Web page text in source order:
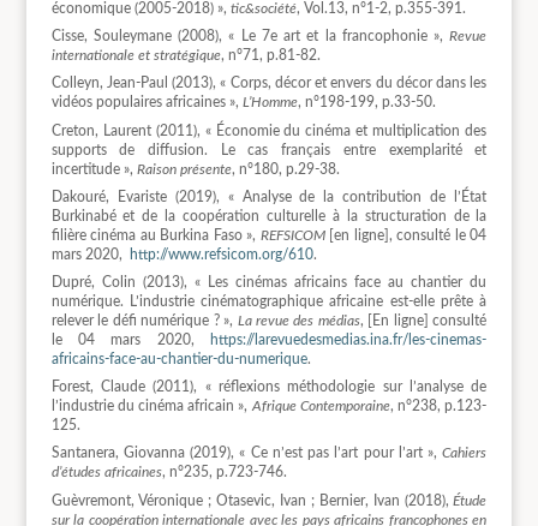
économique (2005-2018) », tic&société, Vol.13, n°1-2, p.355-391.
Cisse, Souleymane (2008), « Le 7e art et la francophonie »,Revue
internationale et stratégique, n°71, p.81-82.
Colleyn, Jean-Paul (2013), « Corps, décor et envers du décor dans les
vidéos populaires africaines », L’Homme, n°198-199, p.33-50.
Creton, Laurent (2011), « Économie du cinéma et multiplication des
supports de diffusion. Le cas français entre exemplarité et
incertitude », Raison présente, n°180, p.29-38.
Dakouré, Evariste (2019), « Analyse de la contribution de l’État
Burkinabé et de la coopération culturelle à la structuration de la
filière cinéma au Burkina Faso », REFSICOM [en ligne], consulté le 04
mars 2020,
http://www.refsicom.org/610.
Dupré, Colin (2013), « Les cinémas africains face au chantier du
numérique. L’industrie cinématographique africaine est-elle prête à
relever le défi numérique ? », La revue des médias, [En ligne] consulté
le 04 mars 2020,
https://larevuedesmedias.ina.fr/les-cinemas-
africains-face-au-chantier-du-numerique.
Forest, Claude (2011), « réflexions méthodologie sur l’analyse de
l’industrie du cinéma africain », Afrique Contemporaine, n°238, p.123-
125.
Santanera, Giovanna (2019), « Ce n’est pas l’art pour l’art »,Cahiers
d’études africaines, n°235, p.723-746.
Guèvremont, Véronique ; Otasevic, Ivan ; Bernier, Ivan (2018),Étude
sur la coopération internationale avec les pays africains francophones en